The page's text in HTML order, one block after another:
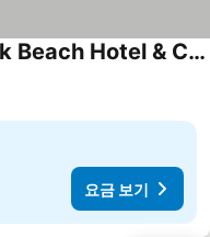
Ocean 2 You Resort Seorak Beach Hotel & Condo
요금 보기